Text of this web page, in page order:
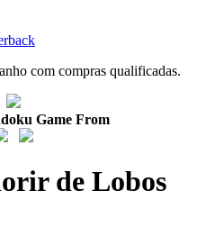
com compras qualificadas.
Game From
de Lobos